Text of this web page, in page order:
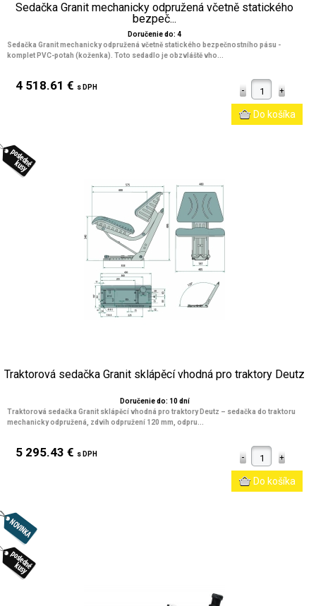
Sedačka Granit mechanicky odpružená včetně statického
bezpeč...
Doručenie do: 4
Sedačka Granit mechanicky odpružená včetně statického bezpečnostního pásu -
komplet PVC-potah (koženka). Toto sedadlo je obzvláště vho...
4 518.61 € s DPH
Traktorová sedačka Granit sklápěcí vhodná pro traktory Deutz
Doručenie do: 10 dní
Traktorová sedačka Granit sklápěcí vhodná pro traktory Deutz – sedačka do traktoru
mechanicky odpružená, zdvih odpružení 120 mm, odpru...
5 295.43 € s DPH